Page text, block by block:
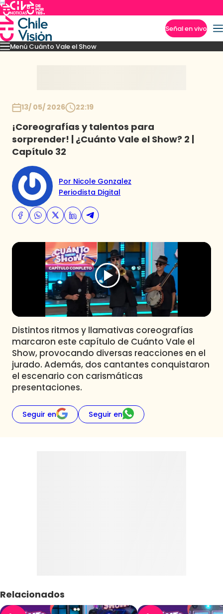
Señal en vivo
Menú Cuánto Vale el Show
Momentos Presentaciones Capítulos Casting Noticias
13/ 05/ 2026 22:19
¡Coreografías y talentos para
sorprender! | ¿Cuánto Vale el Show? 2 |
Capítulo 32
Por Nicole Gonzalez
Periodista Digital
Distintos ritmos y llamativas coreografías
marcaron este capítulo de Cuánto Vale el
Show, provocando diversas reacciones en el
jurado. Además, dos cantantes conquistaron
el escenario con carismáticas
presentaciones.
Seguir en Seguir en
Relacionados
Imperdibles
Club De La Comedia
Contigo en Directo
Plan Perfecto
El Tiempo
Sabingo
Todos Los Programas